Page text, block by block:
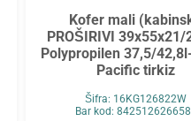
Kofer mali
PROŠIRIVI 39x55x21/
Polypropilen 37,5/
Pacific tirkiz
Šifra: 16KG126822W
Bar kod: